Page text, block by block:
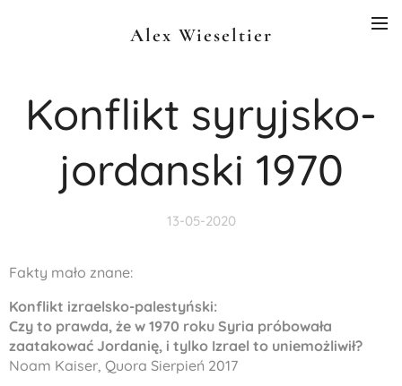
Alex Wieseltier
Konflikt syryjsko-
jordanski 1970
13-05-2020
Fakty mało znane:
Konflikt izraelsko-palestyński:
Czy to prawda, że w 1970 roku Syria próbowała
zaatakować Jordanię, i tylko Izrael to uniemożliwił?
Noam Kaiser, Quora Sierpień 2017